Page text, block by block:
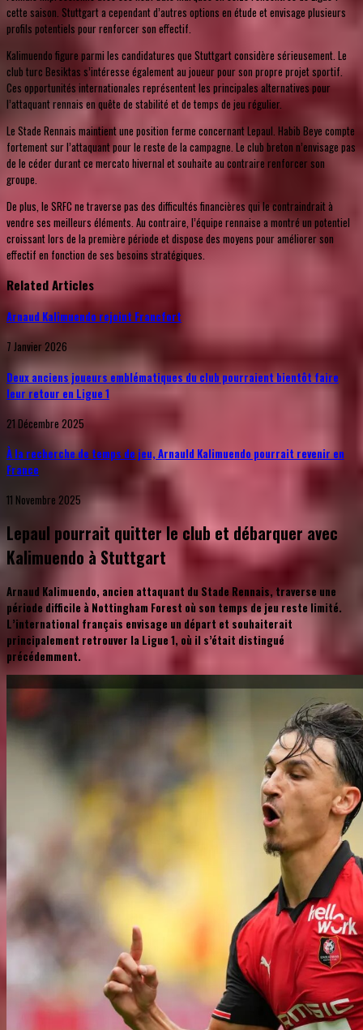
cette saison. Stuttgart a cependant d’autres options en étude et envisage plusieurs
profils potentiels pour renforcer son effectif.
Kalimuendo figure parmi les candidatures que Stuttgart considère sérieusement. Le
club turc Besiktas s’intéresse également au joueur pour son propre projet sportif.
Ces opportunités internationales représentent les principales alternatives pour
l’attaquant rennais en quête de stabilité et de temps de jeu régulier.
Le Stade Rennais maintient une position ferme concernant Lepaul. Habib Beye compte
fortement sur l’attaquant pour le reste de la campagne. Le club breton n’envisage pas
de le céder durant ce mercato hivernal et souhaite au contraire renforcer son
groupe.
De plus, le SRFC ne traverse pas des difficultés financières qui le contraindrait à
vendre ses meilleurs éléments. Au contraire, l’équipe rennaise a montré un potentiel
croissant lors de la première période et dispose des moyens pour améliorer son
effectif en fonction de ses besoins stratégiques.
Related Articles
Arnaud Kalimuendo rejoint Francfort
7 Janvier 2026
Deux anciens joueurs emblématiques du club pourraient bientôt faire
leur retour en Ligue 1
21 Décembre 2025
À la recherche de temps de jeu, Arnauld Kalimuendo pourrait revenir en
France
11 Novembre 2025
Lepaul pourrait quitter le club et débarquer avec
Kalimuendo à Stuttgart
Arnaud Kalimuendo, ancien attaquant du Stade Rennais, traverse une
période difficile à Nottingham Forest où son temps de jeu reste limité.
L’international français envisage un départ et souhaiterait
principalement retrouver la Ligue 1, où il s’était distingué
précédemment.